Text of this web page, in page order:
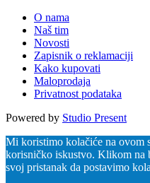
O nama
Naš tim
Novosti
Zapisnik o reklamaciji
Kako kupovati
Maloprodaja
Privatnost podataka
Powered by Studio Present
Mi koristimo kolačiće na ovom
korisničko iskustvo. Klikom na
svoj pristanak da postavimo